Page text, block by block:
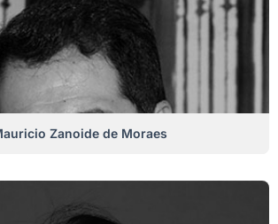
Zanoide de Moraes